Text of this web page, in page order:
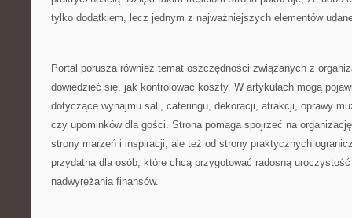
tylko dodatkiem, lecz jednym z najważniejszych elementów
Portal porusza również temat oszczędności związanych z
dowiedzieć się, jak kontrolować koszty. W artykułach mogą
dotyczące wynajmu sali, cateringu, dekoracji, atrakcji, oprawy
czy upominków dla gości. Strona pomaga spojrzeć na
strony marzeń i inspiracji, ale też od strony praktycznych
przydatna dla osób, które chcą przygotować radosną
nadwyrężania finansów.